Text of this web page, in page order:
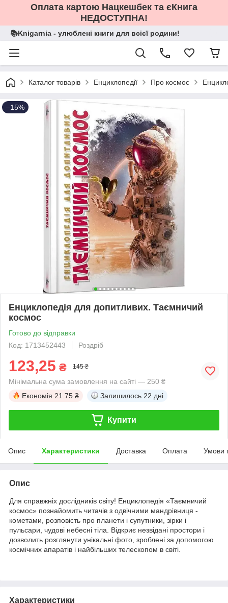
Оплата картою Нацкешбек та єКнига
НЕДОСТУПНА!
📚Knigarnia - улюблені книги для всієї родини!
Каталог товарів Енциклопедії Про космос
–15%
Енциклопедія для допитливих. Таємничий
космос
Готово до відправки
Код: 1713452443
Роздріб
123,25 ₴ 145 ₴
Мінімальна сума замовлення на сайті — 250 ₴
Економія 21.75 ₴ Залишилось 22 дні
Купити
Опис Характеристики Доставка Оплата Умови
Опис
Для справжніх дослідників світу! Енциклопедія «Таємничий
космос» познайомить читачів з одвічними мандрівниця -
кометами, розповість про планети і супутники, зірки і
пульсари, чудові небесні тіла. Відкриє незвідані простори і
дозволить розглянути унікальні фото, зроблені за допомогою
космічних апаратів і найбільших телескопом в світі.
Характеристики